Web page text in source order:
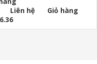
Liên hệ
Giỏ hàng